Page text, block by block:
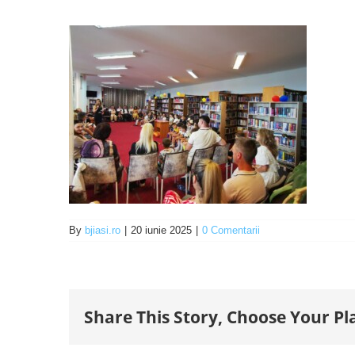
By bjiasi.ro 20 iunie 2025 0 Comentarii
Share This Story, Choose Your